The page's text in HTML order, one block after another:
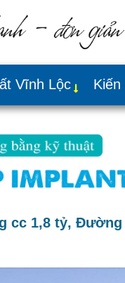
Vĩnh Lộc Kiến
cc 1,8 tỷ,